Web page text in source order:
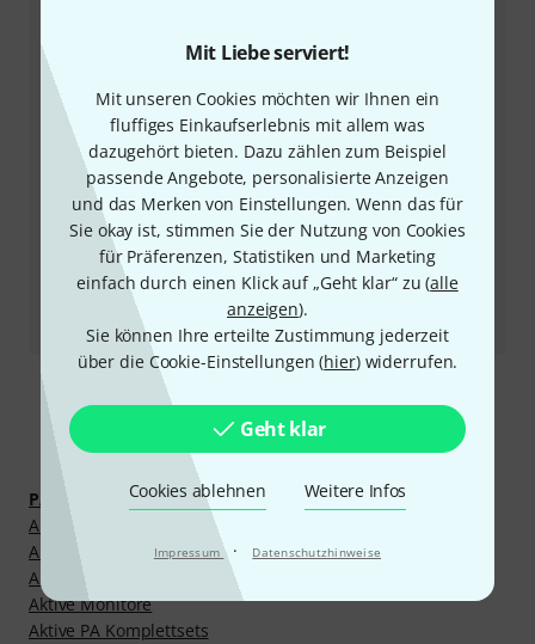
Mit Liebe serviert!
Mit unseren Cookies möchten wir Ihnen ein
fluffiges Einkaufserlebnis mit allem was
dazugehört bieten. Dazu zählen zum Beispiel
passende Angebote, personalisierte Anzeigen
und das Merken von Einstellungen. Wenn das für
Sie okay ist, stimmen Sie der Nutzung von Cookies
für Präferenzen, Statistiken und Marketing
einfach durch einen Klick auf „Geht klar“ zu (alle
anzeigen).
Sie können Ihre erteilte Zustimmung jederzeit
über die Cookie-Einstellungen (hier) widerrufen.
Geht klar
Cookies ablehnen Weitere Infos
Impressum · Datenschutzhinweise
Rückruf vereinbaren
Mehr Kontaktoptionen
Produkt zurücksenden
Alle Ansprechpartner
Mehr entdecken
PA- und Beschallungsequipment
Akkubetriebene PA-Lautsprecher
Aktive Bassboxen
Aktive Fullrange Lautsprecher
Aktive Monitore
Aktive PA Komplettsets